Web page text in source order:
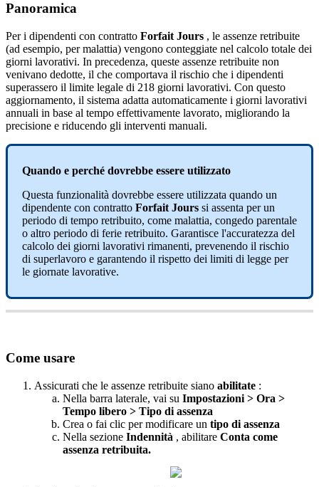
Panoramica
Per i dipendenti con contratto Forfait Jours , le assenze retribuite
(ad esempio, per malattia) vengono conteggiate nel calcolo totale dei
giorni lavorativi. In precedenza, queste assenze retribuite non
venivano dedotte, il che comportava il rischio che i dipendenti
superassero il limite legale di 218 giorni lavorativi. Con questo
aggiornamento, il sistema adatta automaticamente i giorni lavorativi
annuali in base al tempo effettivamente lavorato, migliorando la
precisione e riducendo gli interventi manuali.
Quando e perché dovrebbe essere utilizzato
Questa funzionalità dovrebbe essere utilizzata quando un
dipendente con contratto Forfait Jours si assenta per un
periodo di tempo retribuito, come malattia, congedo parentale
o altro periodo di ferie retribuito. Garantisce l'accuratezza del
calcolo dei giorni lavorativi rimanenti, prevenendo il rischio
di superlavoro e garantendo il rispetto dei limiti di legge per
le giornate lavorative.
Come usare
Assicurati che le assenze retribuite siano abilitate :
Nella barra laterale, vai su Impostazioni > Ora >
Tempo libero > Tipo di assenza
Crea o fai clic per modificare un tipo di assenza
Nella sezione Indennità , abilitare Conta come
assenza retribuita.